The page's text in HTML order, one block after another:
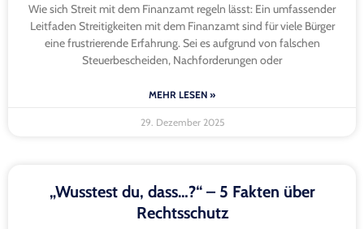
Wie sich Streit mit dem Finanzamt regeln lässt: Ein umfassender
Leitfaden Streitigkeiten mit dem Finanzamt sind für viele Bürger
eine frustrierende Erfahrung. Sei es aufgrund von falschen
Steuerbescheiden, Nachforderungen oder
MEHR LESEN »
29. Dezember 2025
„Wusstest du, dass…?“ – 5 Fakten über
Rechtsschutz